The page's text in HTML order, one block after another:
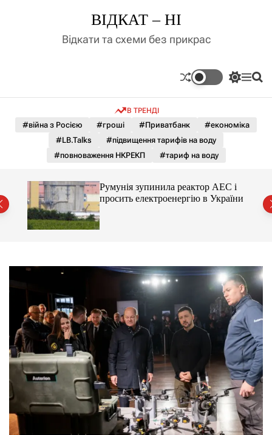
д
у
ВІДКАТ – НІ
Відкати та схеми без прикрас
П
м
к
а
о
л
ь
г
о
р
е
ж
и
М П
В ТРЕНДІ
#війна з Росією #гроші #Приватбанк
#економіка
#LB.Talks
#підвищення тарифів на воду
#повноваження НКРЕКП
#тариф на воду
Румунія зупинила реактор АЕС і
просить електроенергію в України